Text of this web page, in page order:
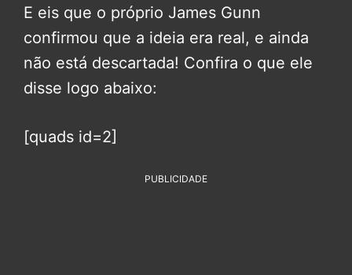
E eis que o próprio James Gunn
confirmou que a ideia era real, e ainda
não está descartada! Confira o que ele
disse logo abaixo:
[quads id=2]
PUBLICIDADE